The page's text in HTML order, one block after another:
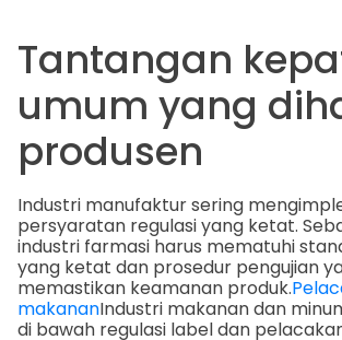
Tantangan
umum yang
produsen
Industri manufaktur sering
persyaratan regulasi yang ketat.
industri farmasi harus mematuhi
yang ketat dan prosedur pengujian
memastikan keamanan produk.
makananIndustri makanan dan
di bawah regulasi label dan